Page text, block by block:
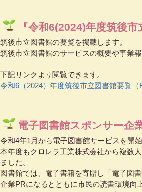
『令和6(2024)年度筑後
筑後市立図書館の要覧を掲載します。
筑後市立図書館のサービスの概要や事業報
下記リンクより閲覧できます。
令和6（2024）年度筑後市立図書館要覧（
電子図書館スポンサー企
令和4年1月から電子図書館サービスを開
本年度もクロレラ工業株式会社から複数
ました。
図書館では、電子書籍を寄贈し「電子図
企業PRになるとともに市民の読書環境向